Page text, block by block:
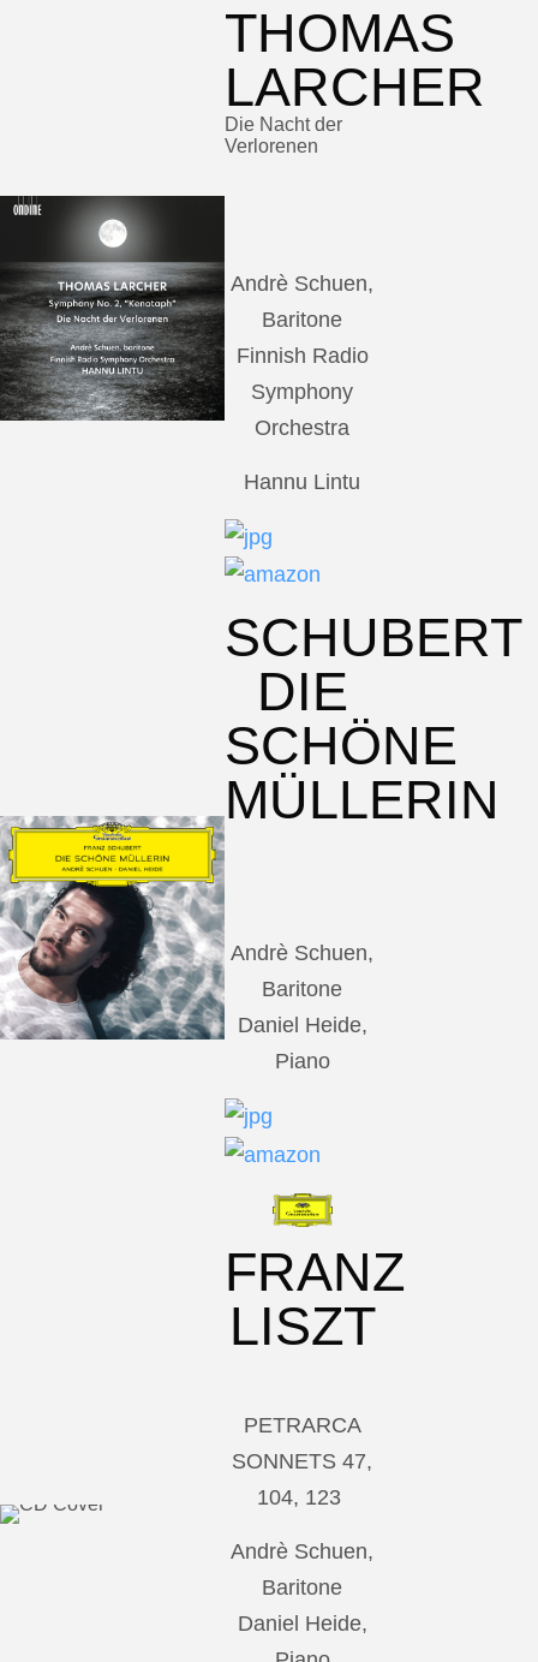
THOMAS
LARCHER
Die Nacht der
Verlorenen
Andrè Schuen,
Baritone
Finnish Radio
Symphony
Orchestra
Hannu Lintu
SCHUBERT
DIE
SCHÖNE
MÜLLERIN
Andrè Schuen,
Baritone
Daniel Heide,
Piano
FRANZ
LISZT
PETRARCA
SONNETS 47,
104, 123
Andrè Schuen,
Baritone
Daniel Heide,